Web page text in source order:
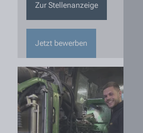
Zur Stellenanzeige
Jetzt bewerben